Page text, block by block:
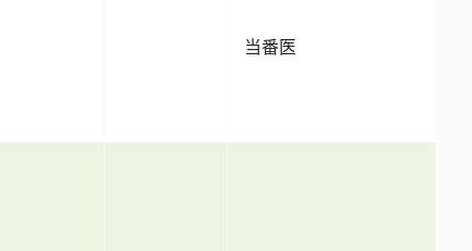
当番医